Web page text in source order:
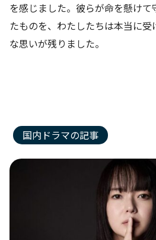
を感じました。彼らが命を懸け
たものを、わたしたちは本当に
な思いが残りました。
国内ドラマの記事